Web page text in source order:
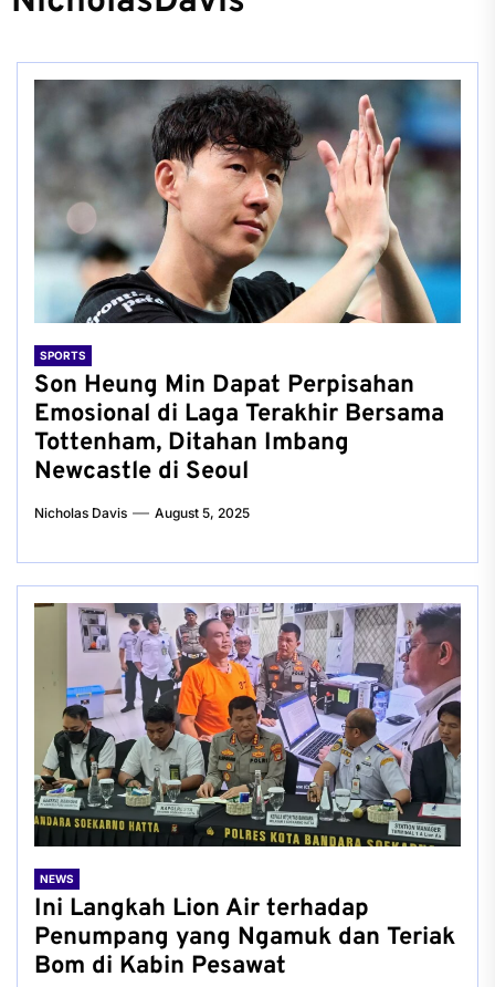
SPORTS
Son Heung Min Dapat Perpisahan
Emosional di Laga Terakhir Bersama
Tottenham, Ditahan Imbang
Newcastle di Seoul
Nicholas Davis August 5, 2025
NEWS
Ini Langkah Lion Air terhadap
Penumpang yang Ngamuk dan Teriak
Bom di Kabin Pesawat